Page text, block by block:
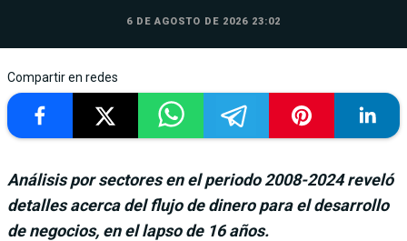
6 DE AGOSTO DE 2026 23:02
Compartir en redes
Análisis por sectores en el periodo 2008-2024 reveló
detalles acerca del flujo de dinero para el desarrollo
de negocios, en el lapso de 16 años.